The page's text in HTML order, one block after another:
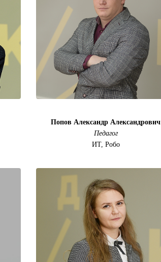
Попов Александр Александрович
Педагог
ИТ, Робо